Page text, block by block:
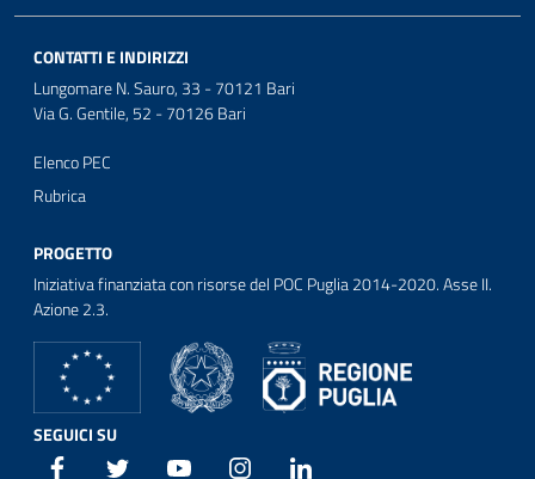
CONTATTI E INDIRIZZI
Lungomare N. Sauro, 33 - 70121 Bari
Via G. Gentile, 52 - 70126 Bari
Elenco PEC
Rubrica
PROGETTO
Iniziativa finanziata con risorse del POC Puglia 2014-2020. Asse II.
Azione 2.3.
SEGUICI SU
Facebook Twitter Youtube Instagram